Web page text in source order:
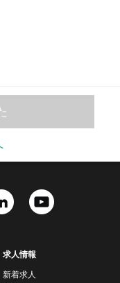
求人情報
新着求人